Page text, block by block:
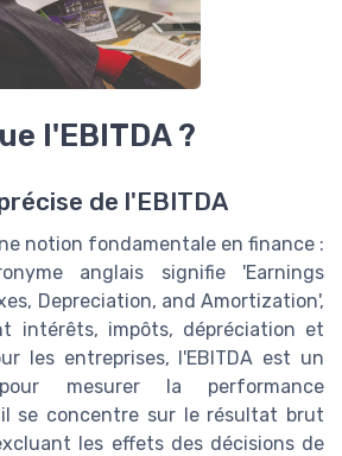
l'EBITDA ?
de l'EBITDA
notion fondamentale en finance :
anglais signifie 'Earnings
Depreciation, and Amortization',
intérêts, impôts, dépréciation et
les entreprises, l'EBITDA est un
mesurer la performance
se concentre sur le résultat brut
les effets des décisions de